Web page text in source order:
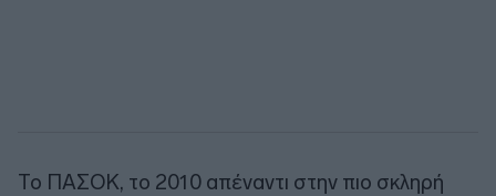
Το ΠΑΣΟΚ, το 2010 απέναντι στην πιο σκληρή